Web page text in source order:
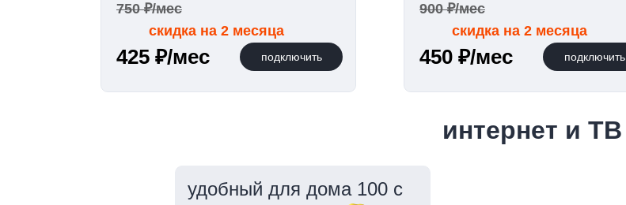
подключить
450 ₽/мес
900 ₽/мес
скидка на 2 месяца
подключить
425 ₽/мес
750 ₽/мес
скидка на 2 месяца
интернет и ТВ
удобный для дома 100 с